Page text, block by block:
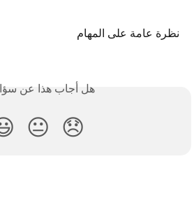
نظرة عامة على المهام
هل أجاب هذا عن
😞
😐